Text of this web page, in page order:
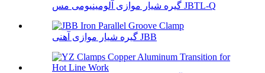
گیره شیار موازی آلومینیومی مس JBTL-Q
گیره شیار موازی آهنی JBB